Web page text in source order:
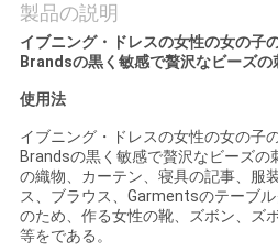
ュ
ー
ス
見
積
製品の説明
イブニング・ドレスの女性の女の子
Brandsの黒く敏感で贅沢なビーズ
使用法
イブニング・ドレスの女性の女の子
Brandsの黒く敏感で贅沢なビーズの
の織物、カーテン、寝具の記事、服
ス、ブラウス、Garmentsのテーブ
のため、作る女性の靴、ズボン、ズ
等をである。